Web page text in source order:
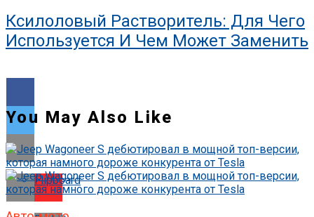
Ксилоловый Растворитель: Для Чего
Используется И Чем Может Заменить
Flipboard
You May Also Like